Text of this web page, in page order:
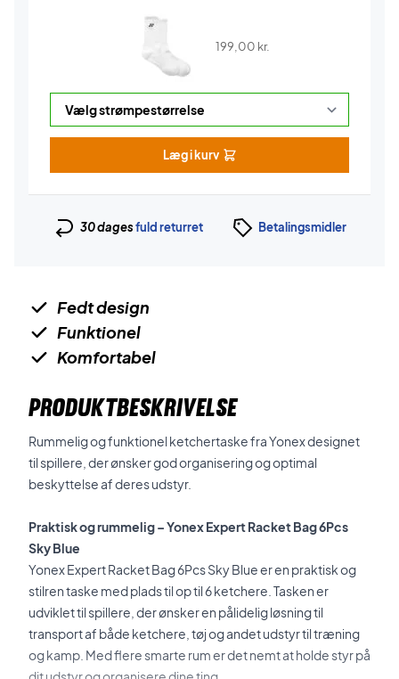
199,00 kr.
Læg i kurv
30 dagesfuld returret Betalingsmidler
Fedt design
Funktionel
Komfortabel
PRODUKTBESKRIVELSE
Rummelig og funktionel ketchertaske fra Yonex designet
til spillere, der ønsker god organisering og optimal
beskyttelse af deres udstyr.
Praktisk og rummelig – Yonex Expert Racket Bag 6Pcs
Sky Blue
Yonex Expert Racket Bag 6Pcs Sky Blue er en praktisk og
stilren taske med plads til op til 6 ketchere. Tasken er
udviklet til spillere, der ønsker en pålidelig løsning til
transport af både ketchere, tøj og andet udstyr til træning
og kamp. Med flere smarte rum er det nemt at holde styr på